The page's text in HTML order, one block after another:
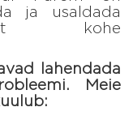
ja usaldada
kohe
lahendada
Meie